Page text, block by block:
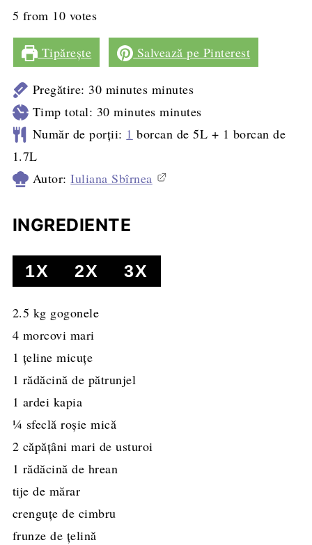
5 from 10 votes
Tipărește Salvează pe Pinterest
Pregătire: 30 minutes minutes
Timp total: 30 minutes minutes
Număr de porții: 1 borcan de 5L + 1 borcan de
1.7L
Autor:Iuliana Sbîrnea
INGREDIENTE
1X 2X 3X
2.5 kg gogonele
4 morcovi mari
1 ţeline micuțe
1 rădăcină de pătrunjel
1 ardei kapia
¼ sfeclă roşie mică
2 căpățâni mari de usturoi
1 rădăcină de hrean
tije de mărar
crenguţe de cimbru
frunze de ţelină